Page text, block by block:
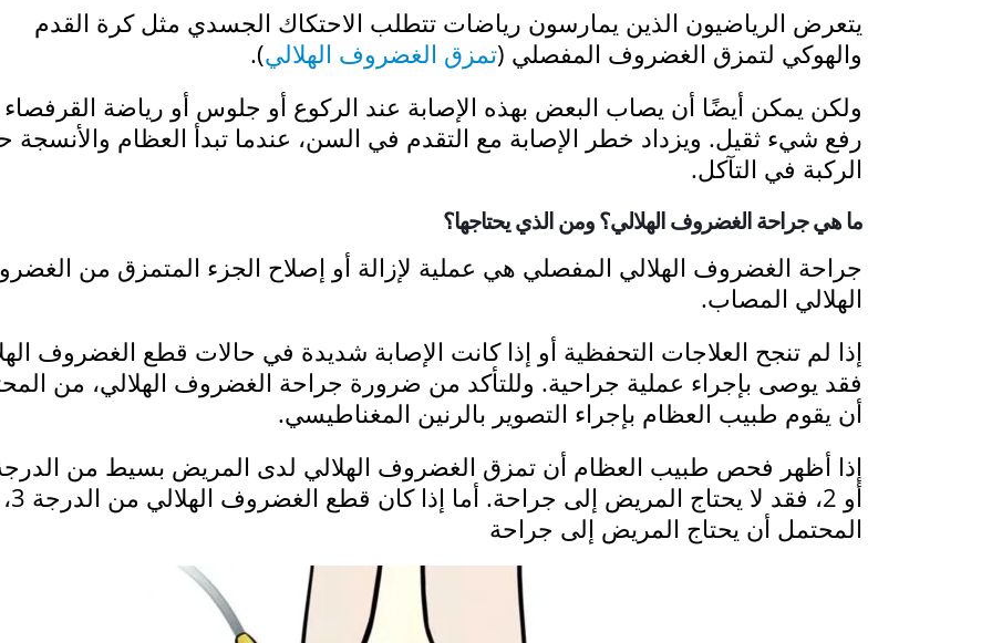
يتعرض الرياضيون الذين يمارسون رياضات تتطلب الاحتكاك الجسدي مثل كرة القدم
والهوكي لتمزق الغضروف المفصلي (تمزق الغضروف الهلالي).
ولكن يمكن أيضًا أن يصاب البعض بهذه الإصابة عند الركوع أو جلوس أو رياضة القرفصاء
رفع شيء ثقيل. ويزداد خطر الإصابة مع التقدم في السن، عندما تبدأ العظام والأنسجة
الركبة في التآكل.
ما هي جراحة الغضروف الهلالي؟ ومن الذي يحتاجها؟
جراحة الغضروف الهلالي المفصلي هي عملية لإزالة أو إصلاح الجزء المتمزق من
الهلالي المصاب.
إذا لم تنجح العلاجات التحفظية أو إذا كانت الإصابة شديدة في حالات قطع الغضروف
فقد يوصى بإجراء عملية جراحية. وللتأكد من ضرورة جراحة الغضروف الهلالي، من
أن يقوم طبيب العظام بإجراء التصوير بالرنين المغناطيسي.
أو 2،
المحتمل أن يحتاج المريض إلى جراحة